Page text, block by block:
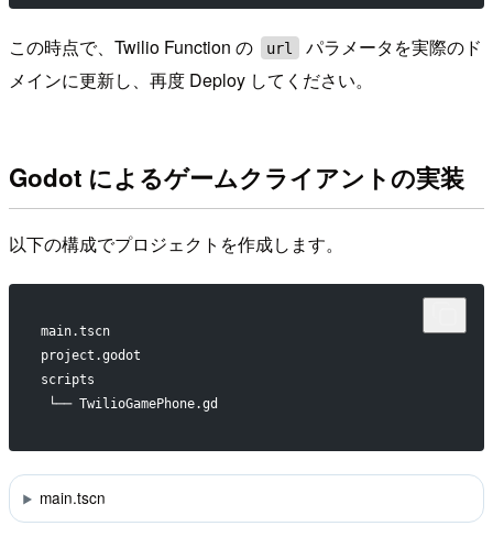
この時点で、Twilio Function の url
パラメータを実際のド
メインに更新し、再度 Deploy してください。
Godot によるゲームクライアントの実装
以下の構成でプロジェクトを作成します。
main.tscn
project.godot
scripts
└── TwilioGamePhone.gd
main.tscn